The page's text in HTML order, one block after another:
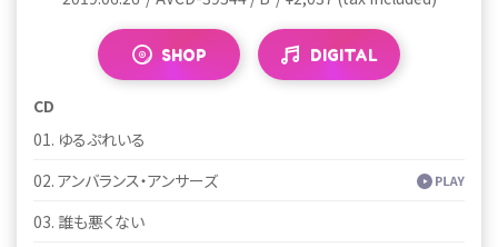
SHOP DIGITAL
CD
01. ゆるぷれいる
02. アンバランス・アンサーズ
03. 誰も悪くない
SHOP DIGITAL
CD
01. ゆるぷれいる
02. アンバランス・アンサーズ
03. 誰も悪くない
01. ゆるぷれいる
02. アンバランス・アンサーズ